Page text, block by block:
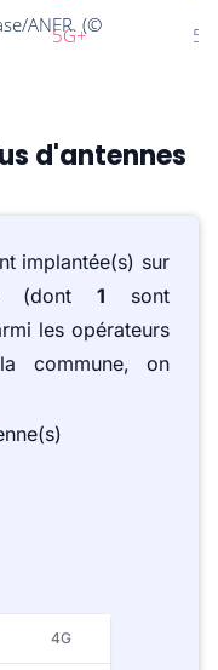
d'antennes
implantée(s) sur
(dont 1 sont
les opérateurs
commune, on
4G